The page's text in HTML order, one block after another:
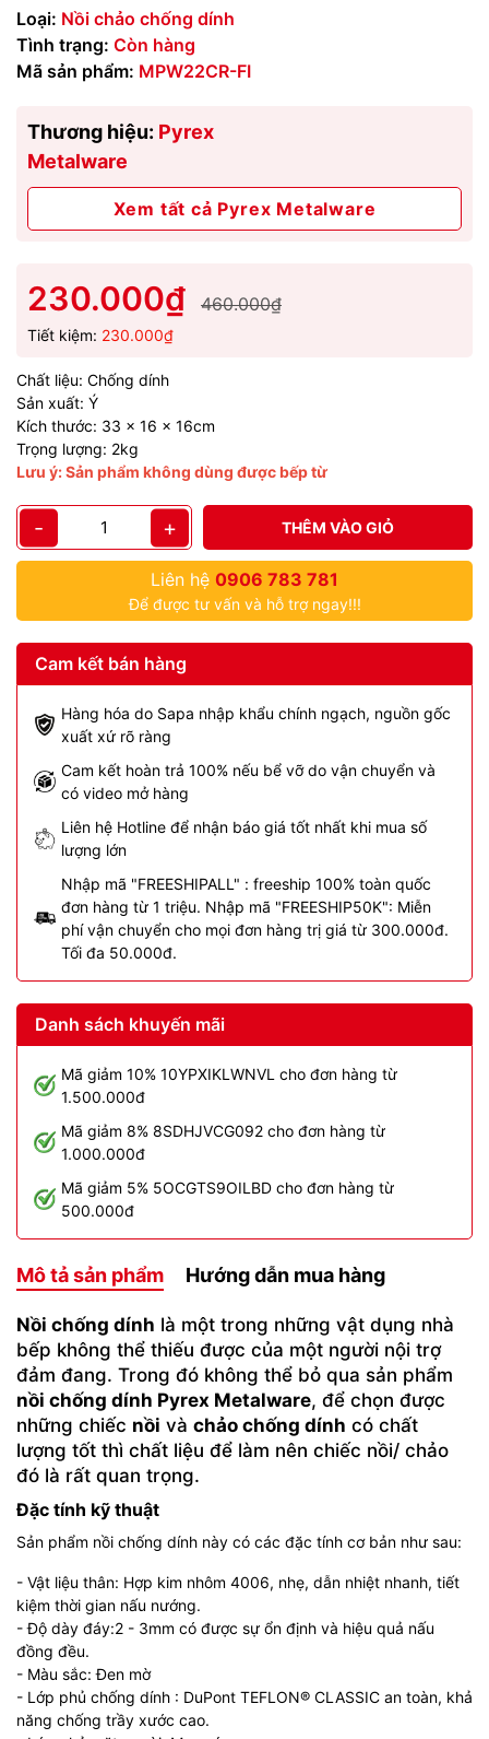
Loại: Nồi chảo chống dính
Tình trạng: Còn hàng
Mã sản phẩm: MPW22CR-FI
Thương hiệu: Pyrex
Metalware
Xem tất cả Pyrex Metalware
230.000₫ 460.000₫
Tiết kiệm: 230.000₫
Chất liệu: Chống dính
Sản xuất: Ý
Kích thước: 33 x 16 x 16cm
Trọng lượng: 2kg
Lưu ý: Sản phẩm không dùng được bếp từ
- + THÊM VÀO GIỎ
Liên hệ 0906 783 781
Để được tư vấn và hỗ trợ ngay!!!
Cam kết bán hàng
Hàng hóa do Sapa nhập khẩu chính ngạch, nguồn gốc
xuất xứ rõ ràng
Cam kết hoàn trả 100% nếu bể vỡ do vận chuyển và
có video mở hàng
Liên hệ Hotline để nhận báo giá tốt nhất khi mua số
lượng lớn
Nhập mã "FREESHIPALL" : freeship 100% toàn quốc
đơn hàng từ 1 triệu. Nhập mã "FREESHIP50K": Miễn
phí vận chuyển cho mọi đơn hàng trị giá từ 300.000đ.
Tối đa 50.000đ.
Danh sách khuyến mãi
Mã giảm 10% 10YPXIKLWNVL cho đơn hàng từ
1.500.000đ
Mã giảm 8% 8SDHJVCG092 cho đơn hàng từ
1.000.000đ
Mã giảm 5% 5OCGTS9OILBD cho đơn hàng từ
500.000đ
Mô tả sản phẩm Hướng dẫn mua hàng
Nồi chống dính là một trong những vật dụng nhà
bếp không thể thiếu được của một người nội trợ
đảm đang. Trong đó không thể bỏ qua sản phẩm
nồi chống dính Pyrex Metalware, để chọn được
những chiếc nồi và chảo chống dính có chất
lượng tốt thì chất liệu để làm nên chiếc nồi/ chảo
đó là rất quan trọng.
Đặc tính kỹ thuật
Sản phẩm nồi chống dính này có các đặc tính cơ bản như sau:
- Vật liệu thân: Hợp kim nhôm 4006, nhẹ, dẫn nhiệt nhanh, tiết
kiệm thời gian nấu nướng.
- Độ dày đáy:2 - 3mm có được sự ổn định và hiệu quả nấu
đồng đều.
- Màu sắc: Đen mờ
- Lớp phủ chống dính : DuPont TEFLON® CLASSIC an toàn, khả
năng chống trầy xước cao.